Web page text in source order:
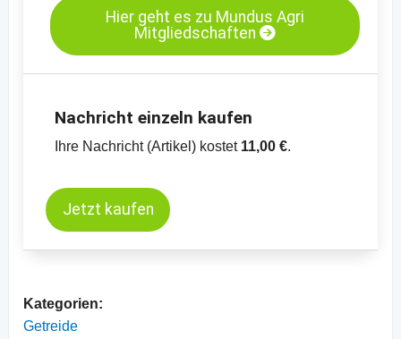
-
Preischart Mais, gelb, 99.5% Reinheit,
MATIF
Preischart Mais, kurzfristige Termine, CBOT
Hier geht es zu Mundus Agri
Mitgliedschaften
Nachricht einzeln kaufen
Ihre Nachricht (Artikel) kostet 11,00 €.
Jetzt kaufen
Kategorien:
Getreide